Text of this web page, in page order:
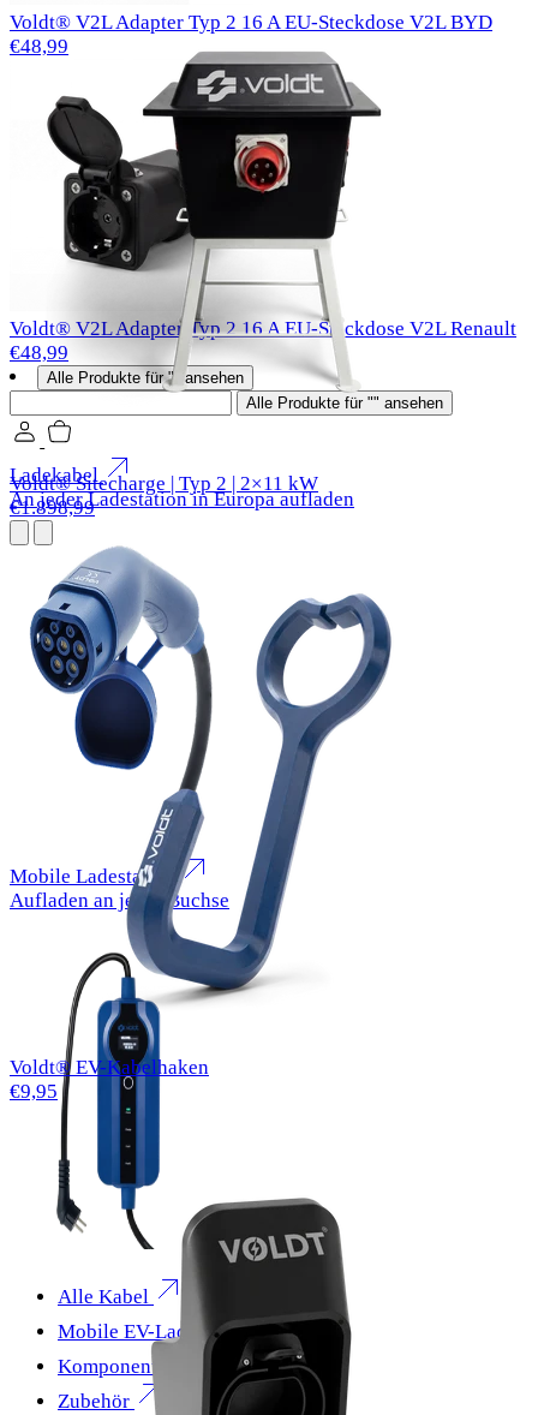
Voldt® V2L Adapter Typ 2 16 A EU-Steckdose V2L BYD
€48,99
Voldt® V2L Adapter Typ 2 16 A EU-Steckdose V2L Renault
€48,99
Alle Produkte für "" ansehen
Alle Produkte für "" ansehen
Ladekabel
An jeder Ladestation in Europa aufladen
Mobile Ladestation
Aufladen an jeder Buchse
Alle Kabel
Mobile EV-Ladegeräte
Komponenten
Zubehör
Voldt® Sitecharge | Typ 2 | 2×11 kW
€1.898,99
Voldt® EV-Kabelhaken
€9,95